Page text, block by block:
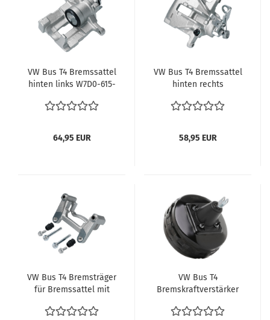
VW Bus T4 Bremssattel
hinten links W7D0-615-
7D0615423B Sattel für
64,95 EUR
VW Bus T4 Bremssattel
hinten rechts
7D0-615-424B Sattel für
58,95 EUR
VW Bus T4 Bremsträger
für Bremssattel mit
15" W7D0-615-425A
VW Bus T4
Bremskraftverstärker
Bremskraftverstärker